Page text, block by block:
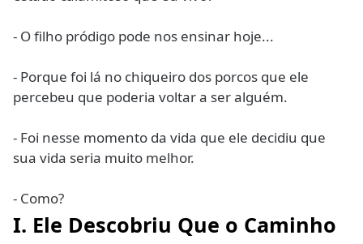
- O filho pródigo pode nos ensinar hoje...
- Porque foi lá no chiqueiro dos porcos que ele
percebeu que poderia voltar a ser alguém.
- Foi nesse momento da vida que ele decidiu que
sua vida seria muito melhor.
- Como?
I. Ele Descobriu Que o Caminho